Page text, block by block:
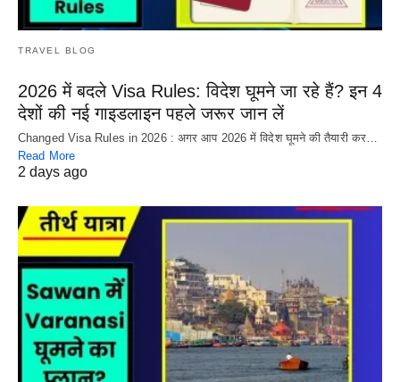
TRAVEL BLOG
2026 में बदले Visa Rules: विदेश घूमने जा रहे हैं? इन 4
देशों की नई गाइडलाइन पहले जरूर जान लें
Changed Visa Rules in 2026 : अगर आप 2026 में विदेश घूमने की तैयारी कर…
Read More
2 days ago